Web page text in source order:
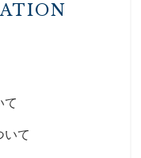
て
いて